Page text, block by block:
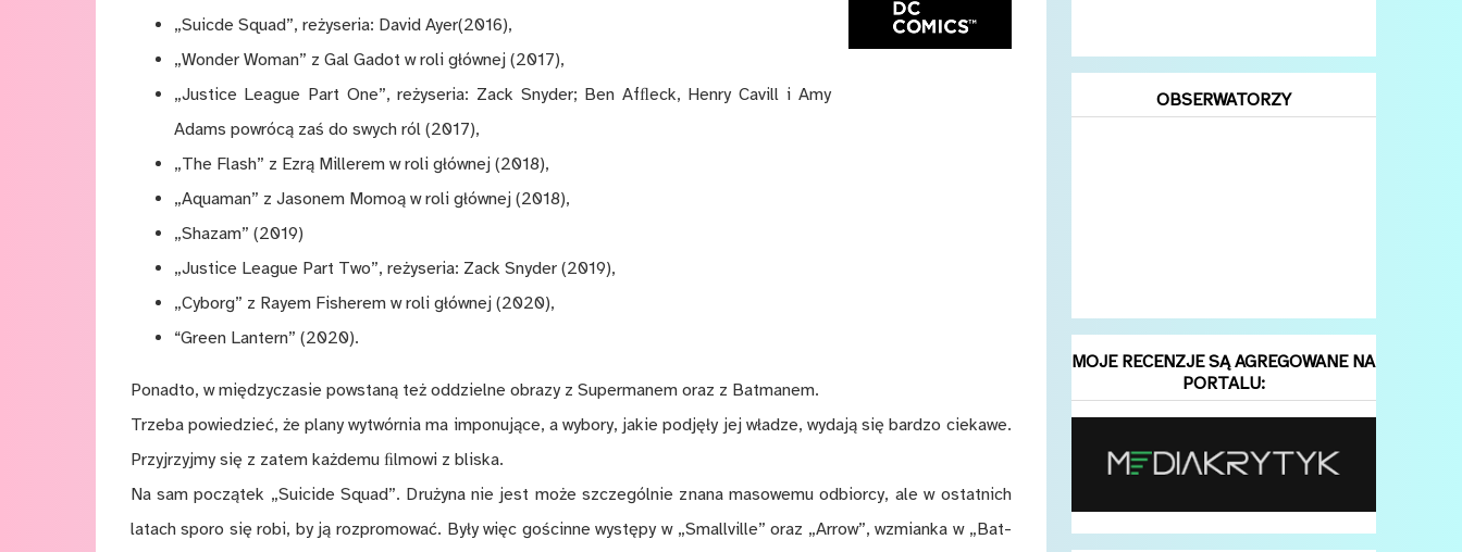
„Su­icde Squad”, re­ży­se­ria: Da­vid Ayer(2016),
„Won­der Wo­man” z Gal Ga­dot w roli głów­nej (2017),
„Ju­stice League Part One”, re­ży­se­ria: Zack Sny­der; Ben Afﬂeck, Hen­ry Ca­vill i Amy
Adams po­wró­cą zaś do swych ról (2017),
„The Flash” z Ezrą Mi­lle­rem w roli głów­nej (2018),
„Aqua­man” z Ja­so­nem Mo­mo­ą w roli głów­nej (2018),
„Sha­zam” (2019)
„Ju­stice League Part Two”, re­ży­se­ria: Zack Sny­der (2019),
„Cy­borg” z Ra­yem Fi­she­rem w roli głów­nej (2020),
“Green Lan­tern” (2020).
Po­nad­to, w mię­dzy­cza­sie po­wsta­ną też od­dziel­ne ob­ra­zy z Su­per­ma­nem oraz z Bat­ma­nem.
Trze­ba po­wie­dzieć, że pla­ny wy­twór­nia ma im­po­nu­ją­ce, a wy­bo­ry, ja­kie pod­ję­ły jej wła­dze, wy­da­ją się bar­dzo cie­ka­we.
Przyj­rzyj­my się z za­tem każ­de­mu ﬁl­mo­wi z bli­ska.
Na sam po­czą­tek „Su­icide Squad”. Dru­ży­na nie jest mo­że szcze­gól­nie zna­na ma­so­we­mu od­bior­cy, ale w ostat­nich
la­tach spo­ro się robi, by ją roz­pro­mo­wać. By­ły więc go­ścin­ne wy­stę­py w „Small­ville” oraz „Arrow”, wzmian­ka w „Bat­
OBSERWATORZY
MOJE RECENZJE SĄ AGREGOWANE NA
PORTALU: